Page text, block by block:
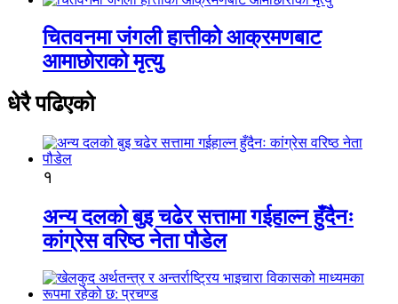
चितवनमा जंगली हात्तीको आक्रमणबाट
आमाछोराको मृत्यु
धेरै पढिएको
१
अन्य दलको बुइ चढेर सत्तामा गईहाल्न हुँदैनः
कांग्रेस वरिष्ठ नेता पौडेल